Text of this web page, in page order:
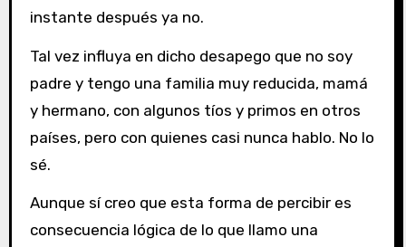
instante después ya no.
Tal vez influya en dicho desapego que no soy
padre y tengo una familia muy reducida, mamá
y hermano, con algunos tíos y primos en otros
países, pero con quienes casi nunca hablo. No lo
sé.
Aunque sí creo que esta forma de percibir es
consecuencia lógica de lo que llamo una